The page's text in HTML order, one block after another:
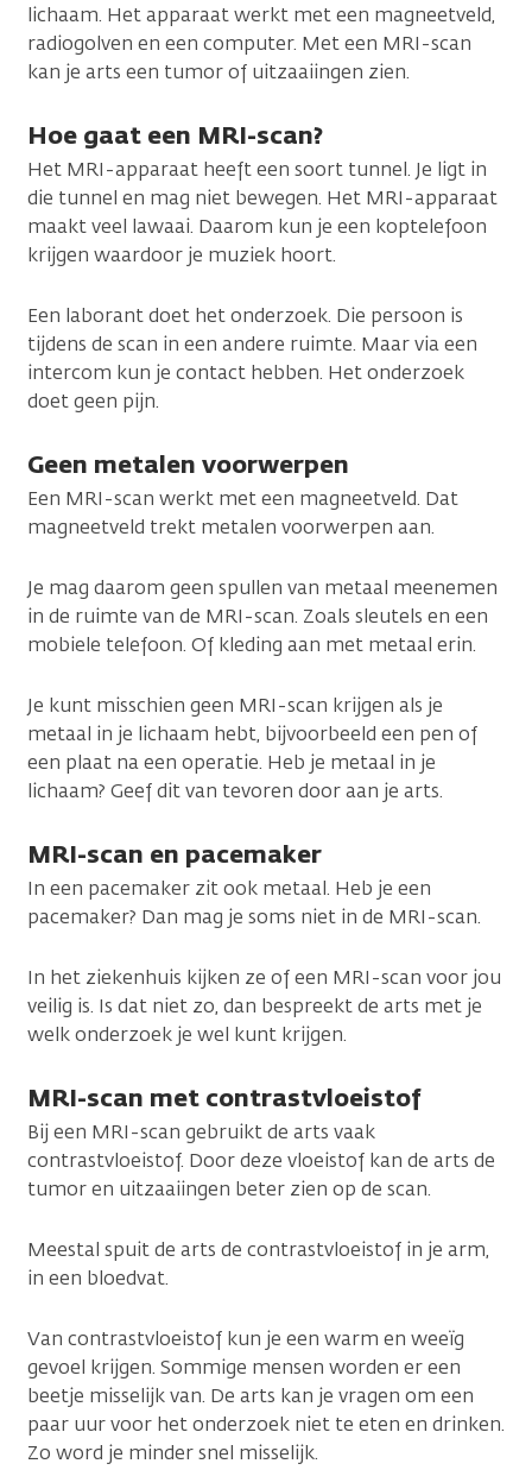
lichaam. Het apparaat werkt met een magneetveld,
radiogolven en een computer. Met een MRI-scan
kan je arts een tumor of uitzaaiingen zien.
Hoe gaat een MRI-scan?
Het MRI-apparaat heeft een soort tunnel. Je ligt in
die tunnel en mag niet bewegen. Het MRI-apparaat
maakt veel lawaai. Daarom kun je een koptelefoon
krijgen waardoor je muziek hoort.
Een laborant doet het onderzoek. Die persoon is
tijdens de scan in een andere ruimte. Maar via een
intercom kun je contact hebben. Het onderzoek
doet geen pijn.
Geen metalen voorwerpen
Een MRI-scan werkt met een magneetveld. Dat
magneetveld trekt metalen voorwerpen aan.
Je mag daarom geen spullen van metaal meenemen
in de ruimte van de MRI-scan. Zoals sleutels en een
mobiele telefoon. Of kleding aan met metaal erin.
Je kunt misschien geen MRI-scan krijgen als je
metaal in je lichaam hebt, bijvoorbeeld een pen of
een plaat na een operatie. Heb je metaal in je
lichaam? Geef dit van tevoren door aan je arts.
MRI-scan en pacemaker
In een pacemaker zit ook metaal. Heb je een
pacemaker? Dan mag je soms niet in de MRI-scan.
In het ziekenhuis kijken ze of een MRI-scan voor jou
veilig is. Is dat niet zo, dan bespreekt de arts met je
welk onderzoek je wel kunt krijgen.
MRI-scan met contrastvloeistof
Bij een MRI-scan gebruikt de arts vaak
contrastvloeistof. Door deze vloeistof kan de arts de
tumor en uitzaaiingen beter zien op de scan.
Meestal spuit de arts de contrastvloeistof in je arm,
in een bloedvat.
Van contrastvloeistof kun je een warm en weeïg
gevoel krijgen. Sommige mensen worden er een
beetje misselijk van. De arts kan je vragen om een
paar uur voor het onderzoek niet te eten en drinken.
Zo word je minder snel misselijk.